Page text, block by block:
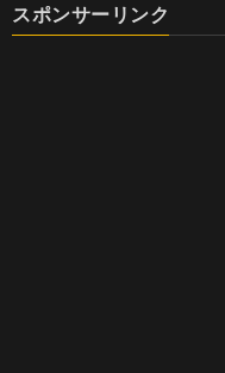
スポンサーリンク